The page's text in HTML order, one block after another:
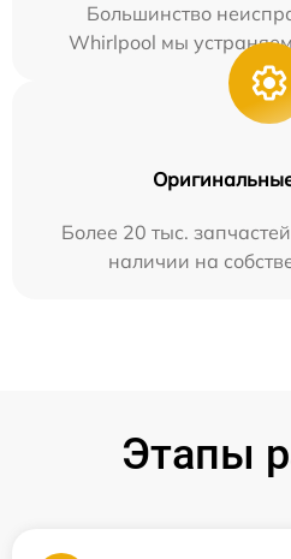
Большинство
Whirlpool мы
Более 20 тыс.
наличии на
Этапы